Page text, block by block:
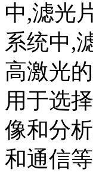
中,滤光
系统中,
高激光
用于选
像和分
和通信等